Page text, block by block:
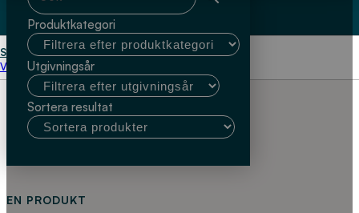
Start Linda Sivertsson
Välj kundtyp
Produktkategori
Utgivningsår
Sortera resultat
EN PRODUKT